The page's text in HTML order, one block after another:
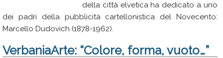
della città elvetica ha dedicato a uno
dei padri della pubblicità cartellonistica del Novecento:
Marcello Dudovich (1878-1962).
VerbaniaArte: “Colore, forma, vuoto…”